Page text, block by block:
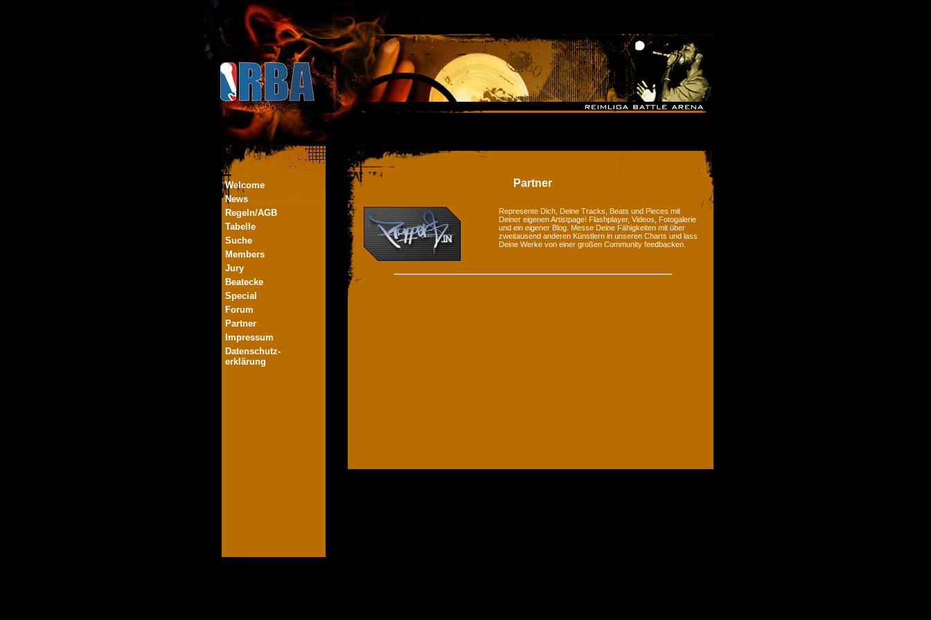
Welcome
News
Regeln/AGB
Tabelle
Suche
Members
Jury
Beatecke
Special
Forum
Partner
Impressum
Datenschutz-
erklärung
Partner
Represente Dich, Deine Tracks, Beats und Pieces mit
Deiner eigenen Artistpage! Flashplayer, Videos, Fotogalerie
und ein eigener Blog. Messe Deine Fähigkeiten mit über
zweitausend anderen Künstlern in unseren Charts und lass
Deine Werke von einer großen Community feedbacken.